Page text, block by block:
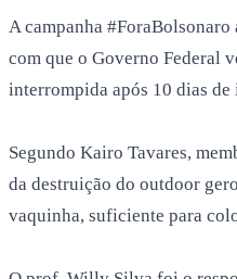
A campanha
com que o Governo Federal
interrompida após 10 dias
Segundo Kairo Tavares,
da destruição do outdoor
vaquinha, suficiente para